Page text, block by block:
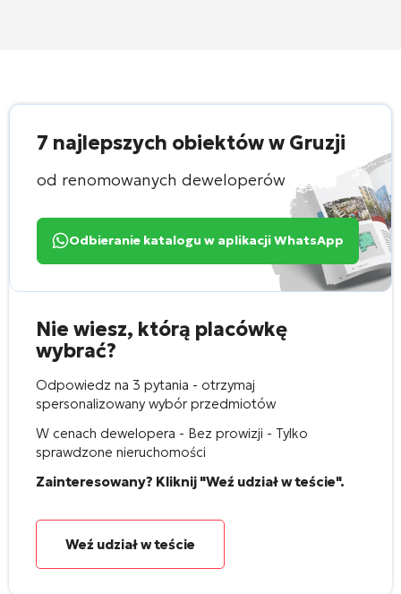
7 najlepszych obiektów w Gruzji
od renomowanych deweloperów
Odbieranie katalogu w aplikacji WhatsApp
Nie wiesz, którą placówkę
wybrać?
Odpowiedz na 3 pytania - otrzymaj
spersonalizowany wybór przedmiotów
W cenach dewelopera - Bez prowizji - Tylko
sprawdzone nieruchomości
Zainteresowany? Kliknij "Weź udział w teście".
Weź udział w teście